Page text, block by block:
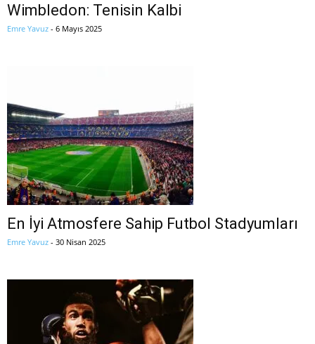
Wimbledon: Tenisin Kalbi
Emre Yavuz - 6 Mayıs 2025
En İyi Atmosfere Sahip Futbol Stadyumları
Emre Yavuz - 30 Nisan 2025